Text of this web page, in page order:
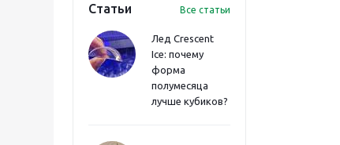
Статьи Все статьи
Лед Crescent
Ice: почему
форма
полумесяца
лучше кубиков?